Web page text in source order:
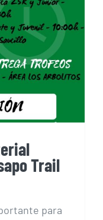
Trail
Trail
para